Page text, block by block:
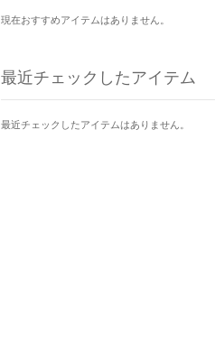
現在おすすめアイテムはありません。
最近チェックしたアイテム
最近チェックしたアイテムはありません。